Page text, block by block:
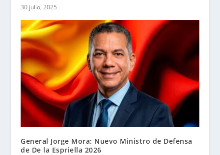
30 julio, 2025
General Jorge Mora: Nuevo Ministro de Defensa
de De la Espriella 2026